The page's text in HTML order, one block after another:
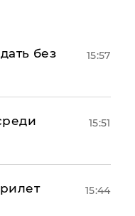
без
15:57
15:51
15:44